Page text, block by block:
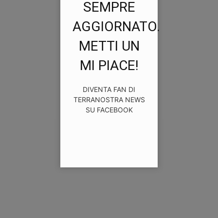
SEMPRE
AGGIORNATO.
METTI UN
MI PIACE!
DIVENTA FAN DI
TERRANOSTRA NEWS
SU FACEBOOK